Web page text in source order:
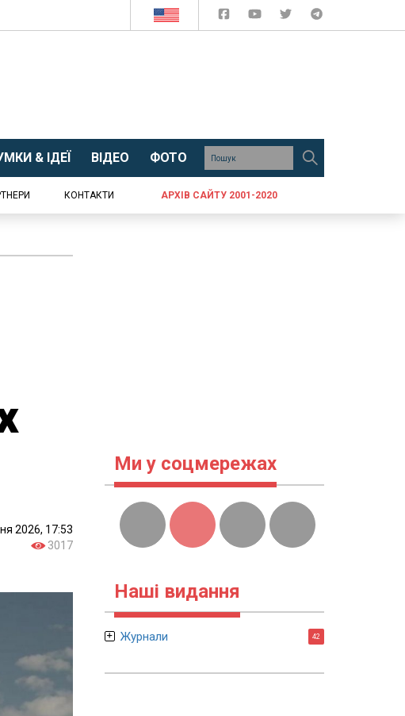
& ІДЕЇ ВІДЕО ФОТО
КОНТАКТИ АРХІВ САЙТУ 2001-2020
2026, 17:53
3017
Ми у соцмережах
Наші видання
Журнали 42